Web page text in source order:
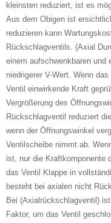
kleinsten reduziert, ist es
Aus dem Obigen ist
reduzieren kann
Rückschlagventils. (Axial
einem aufschwenkbaren
niedrigerer V-Wert. Wenn
Ventil einwirkende Kraft
Vergrößerung des
Rückschlagventil reduziert
wenn der Öffnungswinkel
Ventilscheibe nimmt ab.
ist, nur die Kraftkomponente
das Ventil Klappe in
besteht bei axialen nicht
Bei (Axialrückschlagventil)
Faktor, um das Ventil